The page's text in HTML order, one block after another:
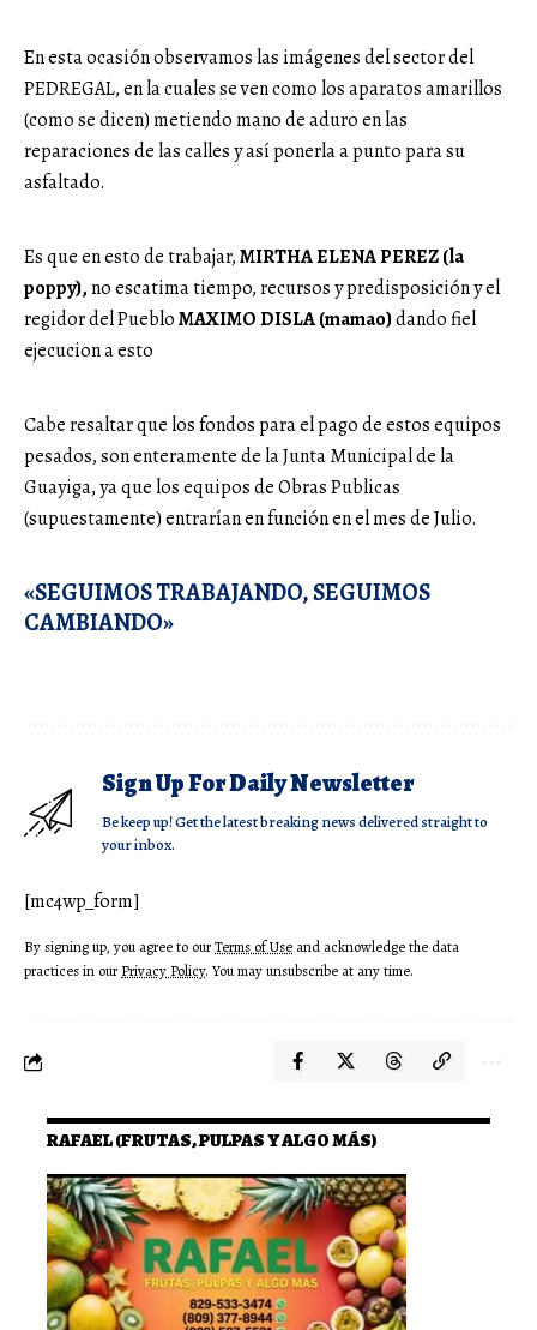
En esta ocasión observamos las imágenes del sector del
PEDREGAL, en la cuales se ven como los aparatos amarillos
(como se dicen) metiendo mano de aduro en las
reparaciones de las calles y así ponerla a punto para su
asfaltado.
Es que en esto de trabajar,MIRTHA ELENA PEREZ (la
poppy),no escatima tiempo, recursos y predisposición y el
regidor del PuebloMAXIMO DISLA (mamao)dando fiel
ejecucion a esto
Cabe resaltar que los fondos para el pago de estos equipos
pesados, son enteramente de la Junta Municipal de la
Guayiga, ya que los equipos de Obras Publicas
(supuestamente) entrarían en función en el mes de Julio.
«SEGUIMOS TRABAJANDO, SEGUIMOS
CAMBIANDO»
Sign Up For Daily Newsletter
Be keep up! Get the latest breaking news delivered straight to
your inbox.
[mc4wp_form]
By signing up, you agree to ourTerms of Use and acknowledge the data
practices in ourPrivacy Policy. You may unsubscribe at any time.
RAFAEL (FRUTAS, PULPAS Y ALGO MÁS)